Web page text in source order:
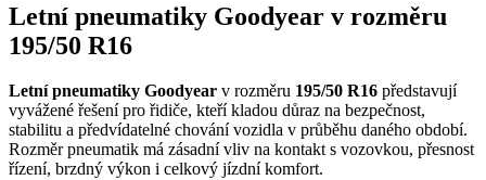
Letní pneumatiky Goodyear v rozměru
195/50 R16
Letní pneumatiky Goodyear v rozměru 195/50 R16 představují
vyvážené řešení pro řidiče, kteří kladou důraz na bezpečnost,
stabilitu a předvídatelné chování vozidla v průběhu daného období.
Rozměr pneumatik má zásadní vliv na kontakt s vozovkou, přesnost
řízení, brzdný výkon i celkový jízdní komfort.